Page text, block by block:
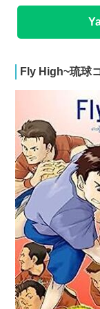
Fly High~琉球